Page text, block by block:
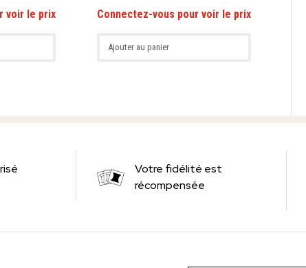
Ajouter au panier
Votre fidélité est
récompensée